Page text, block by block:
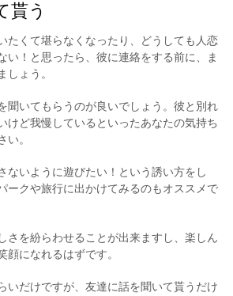
貰う
たくて堪らなくなったり、どうしても人恋
い！と思ったら、彼に連絡をする前に、ま
しょう。
聞いてもらうのが良いでしょう。彼と別れ
けど我慢しているといったあなたの気持ち
い。
ないように遊びたい！という誘い方をし
ークや旅行に出かけてみるのもオススメで
さを紛らわせることが出来ますし、楽しん
顔になれるはずです。
いだけですが、友達に話を聞いて貰うだけ